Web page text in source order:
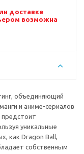
доставке
возможна
объединяющий
и аниме-сериалов
уникальные
как Dragon Ball,
собственным